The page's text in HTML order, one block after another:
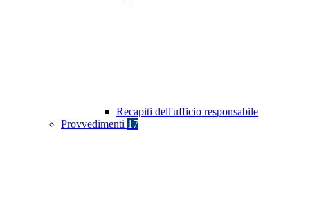
Recapiti dell'ufficio responsabile
Provvedimenti 17